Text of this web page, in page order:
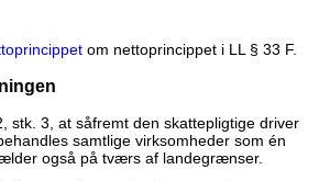
om nettoprincippet i LL § 33 F.
stk. 3, at såfremt den skattepligtige driver
samtlige virksomheder som én
også på tværs af landegrænser.